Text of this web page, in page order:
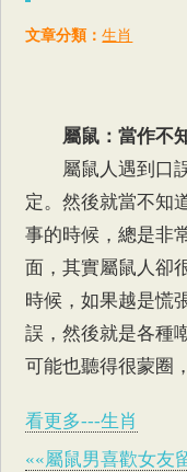
文章分類：生肖
屬鼠 ：當作不
屬鼠人遇到口誤
定。然後就當不知
事的時候，總是非
面，其實屬鼠人卻
時候，如果越是慌
誤，然後就是各種
可能也聽得很蒙圈
看更多---生肖
««屬鼠男喜歡女友